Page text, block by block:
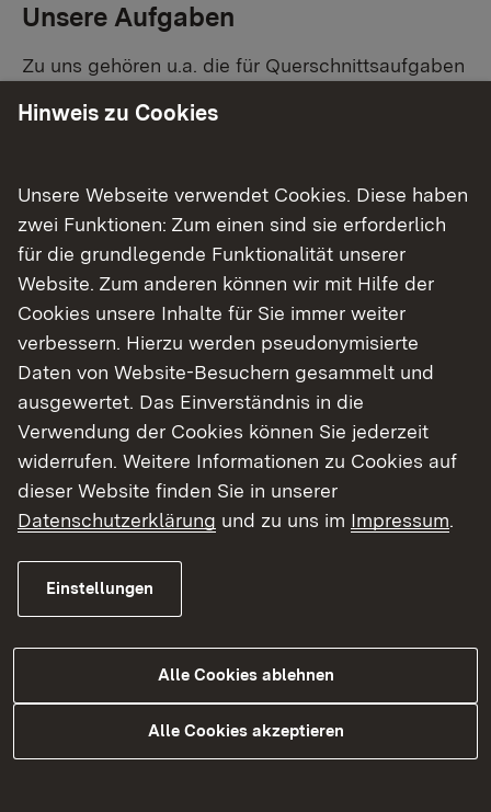
Unsere Aufgaben
Zu uns gehören u.a. die für Querschnittsaufgaben
Kommunikation in unserem Haus, Personal und
sind zentraler Ansprechpartner für alle Fragen
des Personalmanagements und der Aus- und
Fortbildung im Regierungspräsidium und für
die nachgeordneten staatlichen Behörden
betreuen die Berufsbildung im öffentlichen
Dienst in Baden-Württemberg
prüfen die Haushalte der Kreise und Großen
Kreisstädte und haben die Aufsicht über die
Sparkassen
üben die Aufsicht über die unteren
Verwaltungsbehörden u.a. in den Bereichen
Feuerwehrwesen, Katastrophenschutz und
Rettungsdienst, Fahrerlaubnis-, Waffen-, Pass-,
Melde- und Versammlungsrecht aus
kontrollieren die Einhaltung der
Verpflichtungen nach dem Geldwäschegesetz
sind als höhere Straßenverkehrsbehörde für
Hinweis zu Cookies
Unsere Webseite verwendet Cookies. Diese haben
zwei Funktionen: Zum einen sind sie erforderlich
für die grundlegende Funktionalität unserer
Website. Zum anderen können wir mit Hilfe der
Cookies unsere Inhalte für Sie immer weiter
verbessern. Hierzu werden pseudonymisierte
Daten von Website-Besuchern gesammelt und
ausgewertet. Das Einverständnis in die
Verwendung der Cookies können Sie jederzeit
widerrufen. Weitere Informationen zu Cookies auf
dieser Website finden Sie in unserer
Datenschutzerklärung und zu uns im Impressum.
Einstellungen
Alle Cookies ablehnen
Alle Cookies akzeptieren